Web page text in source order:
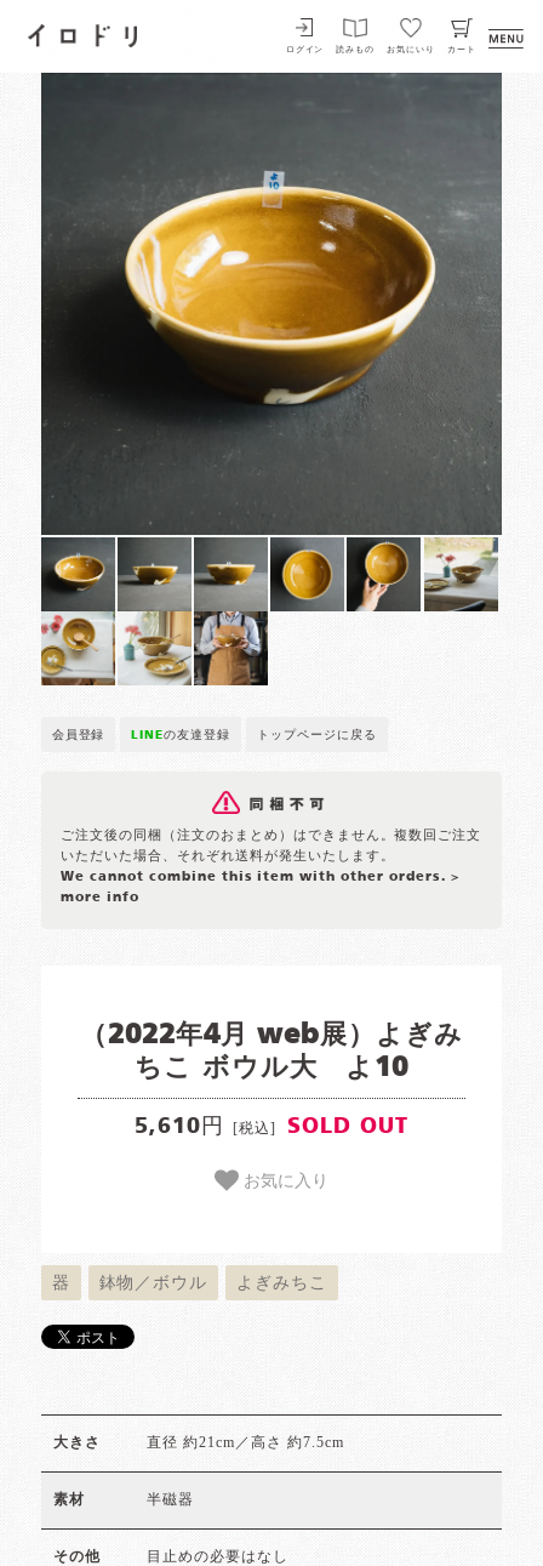
イロドリ
ログイン 読みもの お気にいり カート
会員登録 LINEの友達登録 トップページに戻る
ご注文後の同梱（注文のおまとめ）はできません。複数回ご注文
いただいた場合、それぞれ送料が発生いたします。
We cannot combine this item with other orders. >
more info
（2022年4月 web展）よぎみ
ちこ ボウル大 よ10
5,610円 [税込] SOLD OUT
お気に入り
器 鉢物／ボウル よぎみちこ
大きさ 直径 約21cm／高さ 約7.5cm
素材 半磁器
その他 目止めの必要はなし